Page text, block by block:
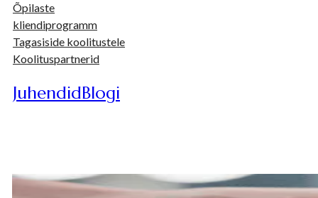
Õpilaste
kliendiprogramm
Tagasiside koolitustele
Koolituspartnerid
JuhendidBlogi